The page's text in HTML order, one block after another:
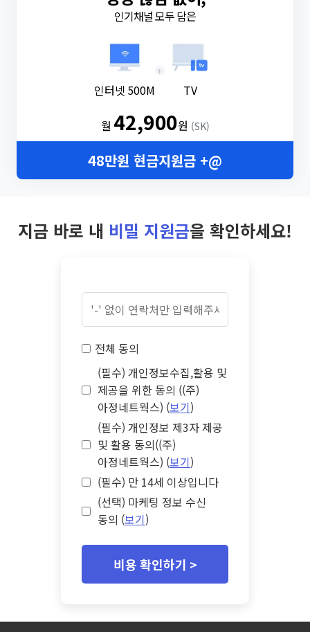
인기채널 모두 담은
인터넷 500M
+
TV
월 42,900원 (SK)
48만원 현금지원금 +@
지금 바로 내 비밀 지원금을 확인하세요!
전체 동의
(필수) 개인정보수집,활용 및
제공을 위한 동의 ((주)
아정네트웍스) (보기)
(필수) 개인정보 제3자 제공
및 활용 동의((주)
아정네트웍스) (보기)
(필수) 만 14세 이상입니다
(선택) 마케팅 정보 수신
동의 (보기)
비용 확인하기 >